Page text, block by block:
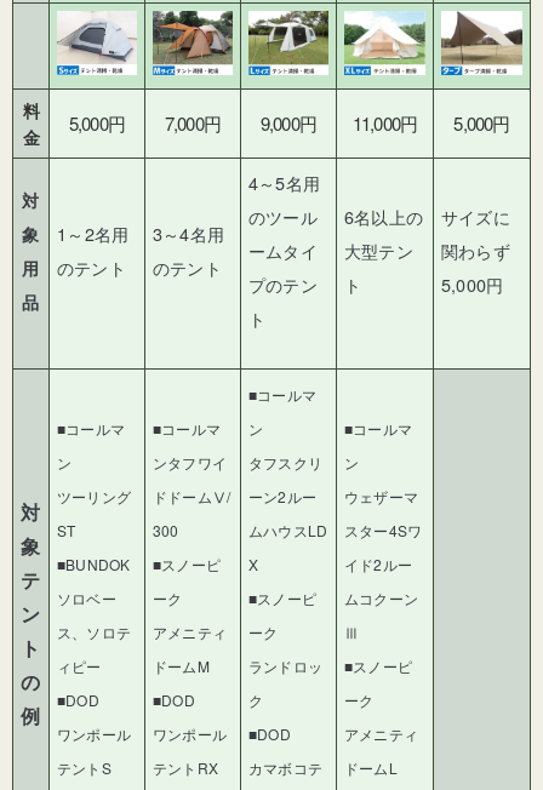
料
金
5,000円 7,000円 9,000円 11,000円 5,000円
対
象
用
品
1 ～2名用
のテント
3～4名用
のテント
4～5名用
のツール
ームタイ
プのテン
ト
6名以上の
大型テン
ト
サイズに
関わらず
5,000円
対
象
テ
ン
ト
の
例
■コールマ
ン
ツーリング
ST
■BUNDOK
ソロベー
ス、ソロテ
ィピー
■DOD
ワンポール
テントS
■コールマ
ンタフワイ
ドドームⅤ/
300
■スノーピ
ーク
アメニティ
ドームM
■DOD
ワンポール
テントRX
■コールマ
ン
タフスクリ
ーン2ルー
ムハウスLD
X
■スノーピ
ーク
ランドロッ
ク
■DOD
カマボコテ
■コールマ
ン
ウェザーマ
スター4Sワ
イド2ルー
ムコクーン
Ⅲ
■スノーピ
ーク
アメニティ
ドームL